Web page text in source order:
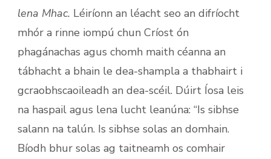
lena Mhac. Léiríonn an léacht seo an difríocht
mhór a rinne iompú chun Críost ón
phagánachas agus chomh maith céanna an
tábhacht a bhain le dea-shampla a thabhairt i
gcraobhscaoileadh an dea-scéil. Dúirt Íosa leis
na haspail agus lena lucht leanúna: “Is sibhse
salann na talún. Is sibhse solas an domhain.
Bíodh bhur solas ag taitneamh os comhair